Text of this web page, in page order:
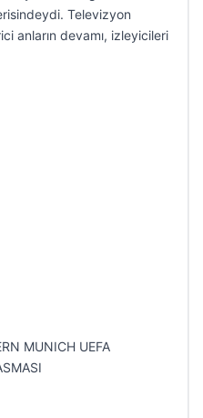
Televizyon
anların devamı, izleyicileri
MUNICH UEFA